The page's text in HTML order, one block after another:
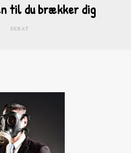
til du brækker dig
DEBAT